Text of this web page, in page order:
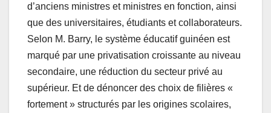
d’anciens ministres et ministres en fonction, ainsi
que des universitaires, étudiants et collaborateurs.
Selon M. Barry, le système éducatif guinéen est
marqué par une privatisation croissante au niveau
secondaire, une réduction du secteur privé au
supérieur. Et de dénoncer des choix de filières «
fortement » structurés par les origines scolaires,